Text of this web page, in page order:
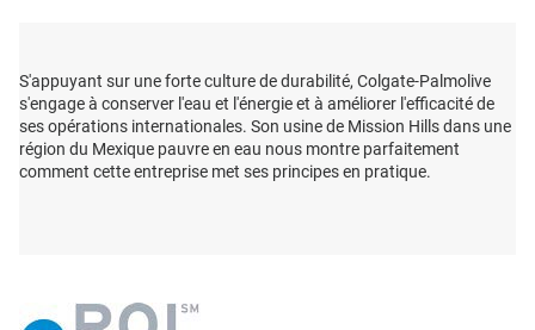
S'appuyant sur une forte culture de durabilité, Colgate-Palmolive
s'engage à conserver l'eau et l'énergie et à améliorer l'efficacité de
ses opérations internationales. Son usine de Mission Hills dans une
région du Mexique pauvre en eau nous montre parfaitement
comment cette entreprise met ses principes en pratique.